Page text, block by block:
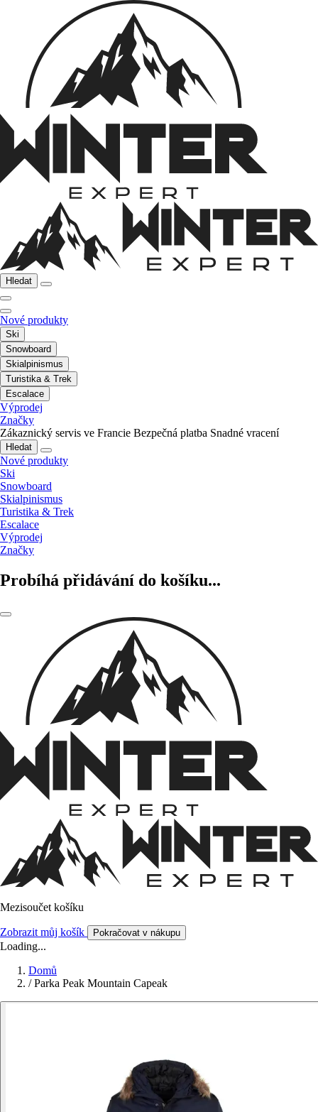
Hledat
Nové produkty
Ski
Snowboard
Skialpinismus
Turistika & Trek
Escalace
Výprodej
Značky
Zákaznický servis ve Francie Bezpečná platba Snadné vracení
Hledat
Nové produkty
Ski
Snowboard
Skialpinismus
Turistika & Trek
Escalace
Výprodej
Značky
Probíhá přidávání do košíku...
Mezisoučet košíku
Zobrazit můj košík Pokračovat v nákupu
Loading...
Domů
/ Parka Peak Mountain Capeak